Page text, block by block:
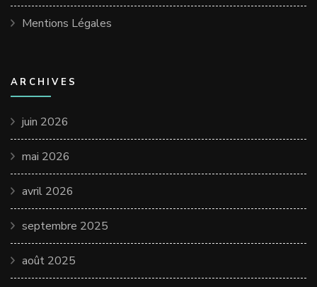
Mentions Légales
ARCHIVES
juin 2026
mai 2026
avril 2026
septembre 2025
août 2025